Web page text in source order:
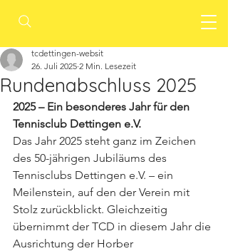
Rundenabschluss 2025
tcdettingen-websit
26. Juli 2025 2 Min. Lesezeit
2025 – Ein besonderes Jahr für den
Tennisclub Dettingen e.V.
Das Jahr 2025 steht ganz im Zeichen
des 50-jährigen Jubiläums des
Tennisclubs Dettingen e.V. – ein
Meilenstein, auf den der Verein mit
Stolz zurückblickt. Gleichzeitig
übernimmt der TCD in diesem Jahr die
Ausrichtung der Horber